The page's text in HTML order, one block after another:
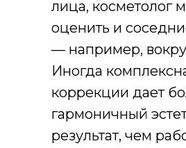
лица, косметолог
оценить и
— например,
Иногда
коррекции дает
гармоничный
результат, чем